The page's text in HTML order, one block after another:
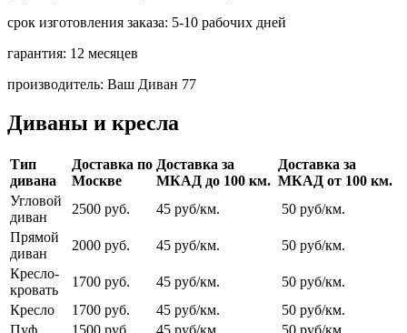
срок изготовления заказа: 5-10 рабочих дней
гарантия: 12 месяцев
производитель: Ваш Диван 77
Диваны и кресла
Тип
дивана
Доставка по
Москве
Доставка за
МКАД до 100 км.
Доставка за
МКАД от 100 км.
Угловой
диван
2500 руб. 45 руб/км.
50 руб/км.
Прямой
диван
2000 руб. 45 руб/км.
50 руб/км.
Кресло-
кровать
1700 руб. 45 руб/км.
50 руб/км.
Кресло
1700 руб. 45 руб/км.
50 руб/км.
Пуф
1500 руб. 45 руб/км. 50 руб/км.